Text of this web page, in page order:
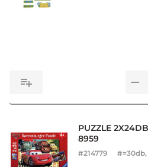
PUZZLE
8959
#214779